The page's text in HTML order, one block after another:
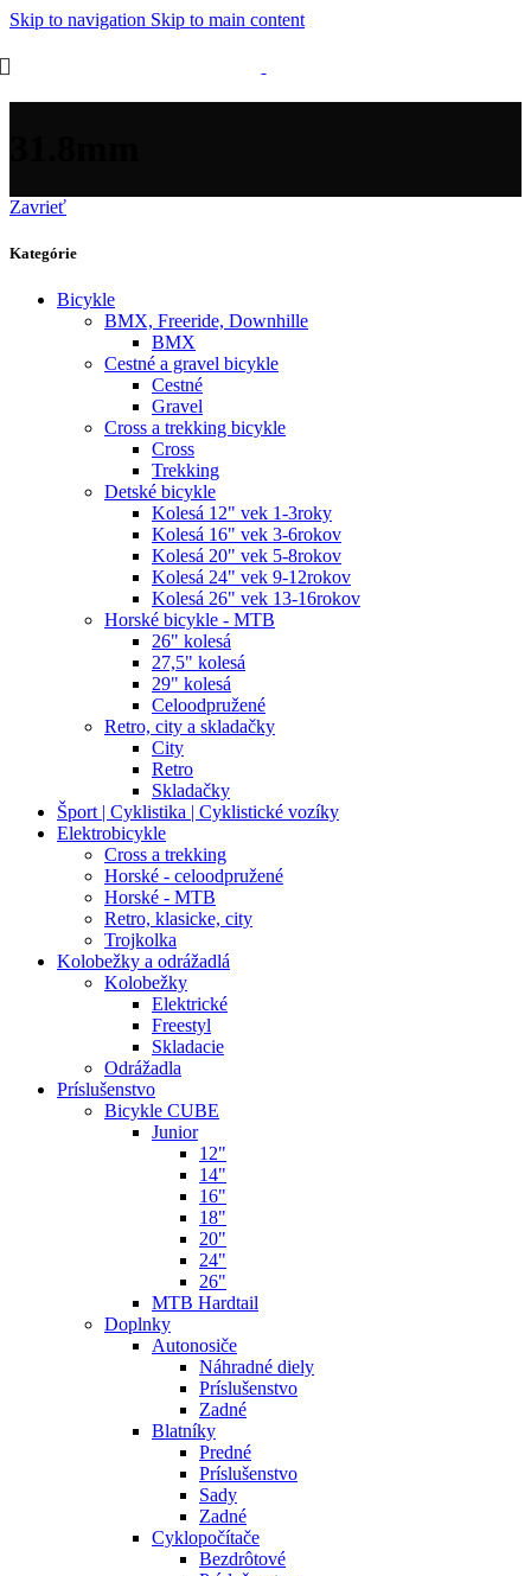
Skip to navigation Skip to main content
Zavrieť
Kategórie
Bicykle
BMX, Freeride, Downhille
BMX
Cestné a gravel bicykle
Cestné
Gravel
Cross a trekking bicykle
Cross
Trekking
Detské bicykle
Kolesá 12" vek 1-3roky
Kolesá 16" vek 3-6rokov
Kolesá 20" vek 5-8rokov
Kolesá 24" vek 9-12rokov
Kolesá 26" vek 13-16rokov
Horské bicykle - MTB
26" kolesá
27,5" kolesá
29" kolesá
Celoodpružené
Retro, city a skladačky
City
Retro
Skladačky
Šport | Cyklistika | Cyklistické vozíky
Elektrobicykle
Cross a trekking
Horské - celoodpružené
Horské - MTB
Retro, klasicke, city
Trojkolka
Kolobežky a odrážadlá
Kolobežky
Elektrické
Freestyl
Skladacie
Odrážadla
Príslušenstvo
Bicykle CUBE
Junior
12"
14"
16"
18"
20"
24"
26"
MTB Hardtail
Doplnky
Autonosiče
Náhradné diely
Príslušenstvo
Zadné
Blatníky
Predné
Príslušenstvo
Sady
Zadné
Cyklopočítače
Bezdrôtové